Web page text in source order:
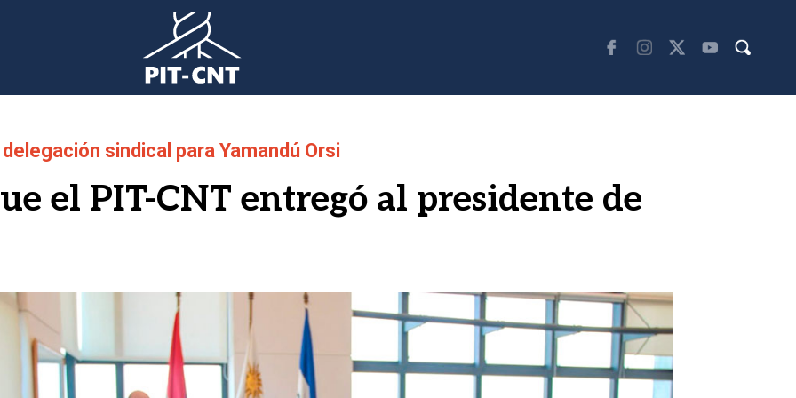
sindical para Yamandú Orsi
el PIT-CNT entregó al presidente de